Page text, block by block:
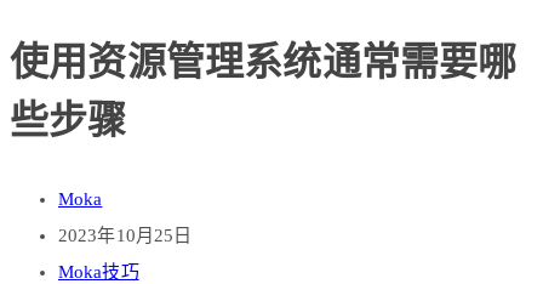
使用资源管理系统通常需要哪
些步骤
Moka
2023年10月25日
Moka技巧